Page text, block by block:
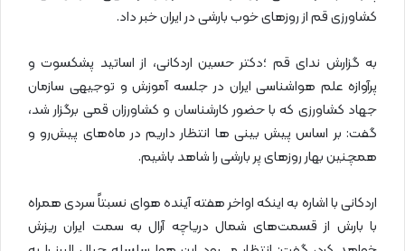
کشاورزی قم از روز‌های خوب بارشی در ایران خبر داد.
به گزارش ندای قم ؛دکتر حسین اردکانی، از اساتید پشکسوت و
پرآوازه علم هواشناسی ایران در جلسه آموزش و توجیهی سازمان
جهاد کشاورزی که با حضور کارشناسان و کشاورزان قمی برگزار شد،
گفت: بر اساس پیش بینی ها انتظار داریم در ماه‌های پیش‌رو و
همچنین بهار روزهای پر بارشی را شاهد باشیم.
اردکانی با اشاره به اینکه اواخر هفته آینده هوای نسبتاً سردی همراه
با بارش از قسمت‌های شمال دریاچه آرال به سمت ایران ریزش